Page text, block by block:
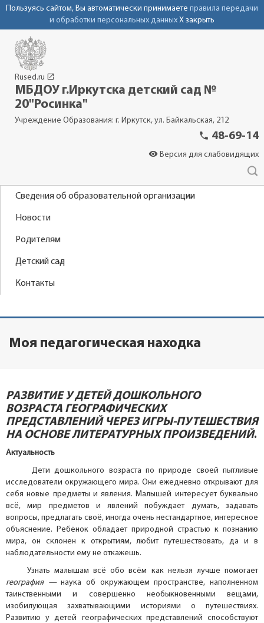
Пользуясь сайтом, Вы автоматически принимаете правила передачи
и обработки персональных данных X закрыть
Rused.ru launch
МБДОУ г.Иркутска детский сад №
20"Росинка"
Учреждение Образования: г. Иркутск, ул. Байкальская, 212
phone 48-69-14
visibility Версия для слабовидящих
Сведения об образовательной организации
Новости
Родителям
Детский сад
Контакты
Моя педагогическая находка
РАЗВИТИЕ У ДЕТЕЙ ДОШКОЛЬНОГО
ВОЗРАСТА ГЕОГРАФИЧЕСКИХ
ПРЕДСТАВЛЕНИЙ ЧЕРЕЗ ИГРЫ-ПУТЕШЕСТВИЯ
НА ОСНОВЕ ЛИТЕРАТУРНЫХ ПРОИЗВЕДЕНИЙ.
Актуальность
Дети дошкольного возраста по природе своей пытливые
исследователи окружающего мира. Они ежедневно открывают для
себя новые предметы и явления. Малышей интересует буквально
всё, мир предметов и явлений побуждает думать, задавать
вопросы, предлагать своё, иногда очень нестандартное, интересное
объяснение. Ребёнок обладает природной страстью к познанию
мира, он склонен к открытиям, любит путешествовать, да и в
наблюдательности ему не откажешь.
Узнать малышам всё обо всём как нельзя лучше помогает
география —наука об окружающем пространстве, наполненном
таинственными и совершенно необыкновенными вещами,
изобилующая захватывающими историями о путешествиях.
Развитию у детей географических представлений способствуют